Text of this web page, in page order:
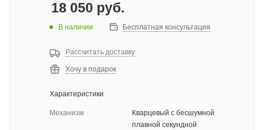
18 050 руб.
В наличии Бесплатная консультация
Рассчитать доставку
Хочу в подарок
Характеристики
Механизм
Кварцевый с бесшумной
плавной секундной